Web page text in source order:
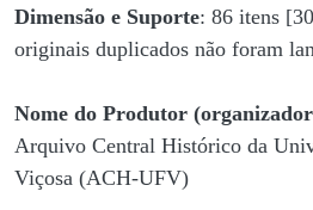
Dimensão e Suporte: 86 itens
originais duplicados não foram
Nome do Produtor
Arquivo Central Histórico da
Viçosa (ACH-UFV)